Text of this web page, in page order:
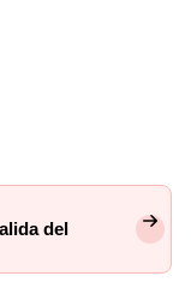
del